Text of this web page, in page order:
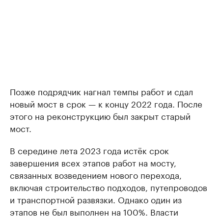
Позже подрядчик нагнал темпы работ и сдал
новый мост в срок — к концу 2022 года. После
этого на реконструкцию был закрыт старый
мост.
В середине лета 2023 года истёк срок
завершения всех этапов работ на мосту,
связанных возведением нового перехода,
включая строительство подходов, путепроводов
и транспортной развязки. Однако один из
этапов не был выполнен на 100%. Власти